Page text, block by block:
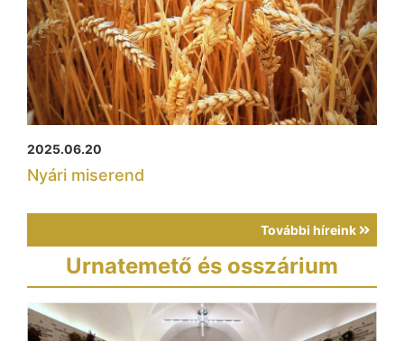
2025.06.20
Nyári miserend
További híreink
Urnatemető és osszárium